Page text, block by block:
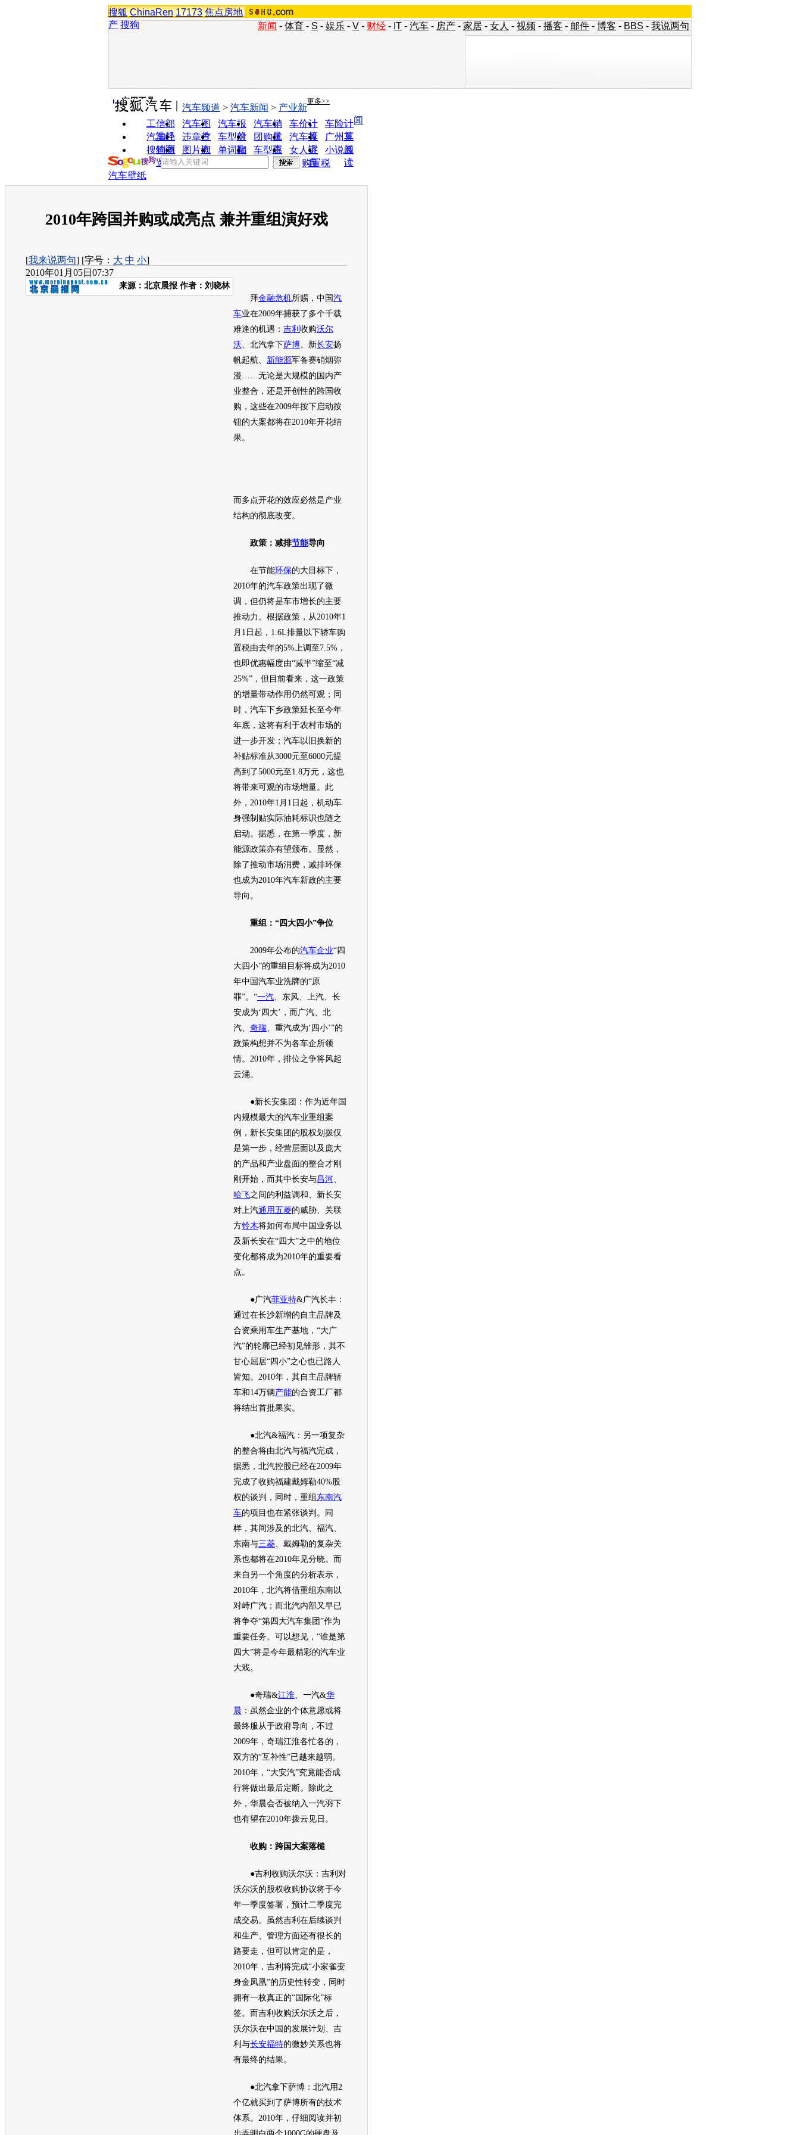
搜狐 ChinaRen 17173 焦点房地
产 搜狗 新闻 - 体育 - S - 娱乐 - V - 财经 - IT - 汽车 - 房产 - 家居 - 女人 - 视频 - 播客 - 邮件 - 博客 - BBS - 我说两句
实用工具 更多>>
工信部
油耗
汽车图
片
汽车报
价
汽车销
量
车价计
算
车险计
算
汽车经
销商
违章查
询
车型对
比
团购优
惠
汽车投
诉
广州车
展
搜狗浏
览器
图片欣
赏
单词翻
车型查
询
女人宝
典
小说阅
读
汽车频道 > 汽车新闻 > 产业新
闻
购置税
汽车壁纸
2010年跨国并购或成亮点 兼并重组演好戏
[我来说两句] [字号： 大 中 小]
2010年01月05日07:37
来源： 北京晨报 作者：刘晓林
拜金融危机所赐，中国 汽
车业在2009年捕获了多个千载
难逢的机遇： 吉利 收购沃尔
沃 、北汽拿下萨博 、新长安扬
帆起航、 新能源军备赛硝烟弥
漫……无论是大规模的国内产
业整合，还是开创性的跨国收
购，这些在2009年按下启动按
钮的大案都将在2010年开花结
果。
而多点开花的效应必然是产业
结构的彻底改变。
政策：减排节能导向
在节能环保的大目标下，
2010年的汽车政策出现了微
调，但仍将是车市增长的主要
推动力。根据政策，从2010年1
月1日起，1.6L排量以下轿车购
置税由去年的5%上调至7.5%，
也即优惠幅度由“减半”缩至“减
25%”，但目前看来，这一政策
的增量带动作用仍然可观；同
时， 汽车下乡政策延长至今年
年底，这将有利于农村市场的
进一步开发； 汽车以旧换新的
补贴标准从3000元至6000元提
高到了5000元至1.8万元，这也
将带来可观的市场增量。此
外，2010年1月1日起，机动车
身强制贴实际油耗标识也随之
启动。据悉，在第一季度， 新
能源政策亦有望颁布。显然，
除了推动市场消费，减排环保
也成为2010年汽车新政的主要
导向。
重组：“四大四小”争位
2009年公布的汽车企业“四
大四小”的重组目标将成为2010
年中国 汽车业洗牌的“原
罪”。“一汽 、东风、上汽、 长
安成为‘四大’，而广汽、北
汽、 奇瑞 、重汽成为‘四小’”的
政策构想并不为各车企所领
情。2010年，排位之争将风起
云涌。
●新长安集团：作为近年国
内规模最大的汽车业重组案
例，新长安集团的股权划拨仅
是第一步，经营层面以及庞大
的产品和产业盘面的整合才刚
刚开始，而其中长安与昌河
哈飞之间的利益调和、新长安
对上汽通用 五菱的威胁、关联
方铃木将如何布局中国业务以
及新长安在“四大”之中的地位
变化都将成为2010年的重要看
点。
●广汽菲亚特&广汽长丰：
通过在长沙新增的自主品牌及
合资乘用车生产基地，“大广
汽”的轮廓已经初见雏形，其不
甘心屈居“四小”之心也已路人
皆知。2010年，其自主品牌轿
车和14万辆产能的合资工厂都
将结出首批果实。
●北汽&福汽：另一项复杂
的整合将由北汽与福汽完成，
据悉，北汽控股已经在2009年
完成了收购福建戴姆勒40%股
权的谈判，同时，重组 东南汽
车的项目也在紧张谈判。同
样，其间涉及的北汽、福汽、
东南与三菱 、戴姆勒的复杂关
系也都将在2010年见分晓。而
来自另一个角度的分析表示，
2010年，北汽将借重组东南以
对峙广汽；而北汽内部又早已
将争夺“第四大汽车集团”作为
重要任务。可以想见，“谁是第
四大”将是今年最精彩的汽车业
大戏。
●奇瑞&江淮 一汽&华
晨 ：虽然企业的个体意愿或将
最终服从于政府导向，不过
2009年， 奇瑞江淮各忙各的，
双方的“互补性”已越来越弱。
2010年，“大安汽”究竟能否成
行将做出最后定断。除此之
外， 华晨会否被纳入 一汽羽下
也有望在2010年拨云见日。
收购：跨国大案落槌
●吉利 收购沃尔沃 ： 吉利 对
沃尔沃的股权收购协议将于今
年一季度签署，预计二季度完
成交易。虽然吉利 在后续谈判
和生产、管理方面还有很长的
路要走，但可以肯定的是，
2010年， 吉利 将完成“小家雀变
身金凤凰”的历史性转变，同时
拥有一枚真正的“国际化”标
签。而吉利 收购沃尔沃之后，
沃尔沃在中国的发展计划、 吉
利 与长安福特的微妙关系也将
有最终的结果。
●北汽拿下萨博 ：北汽用2
个亿就买到了萨博所有的技术
体系。2010年，仔细阅读并初